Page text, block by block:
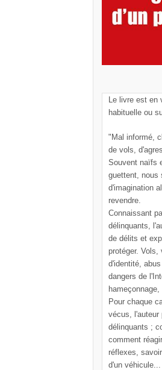
Le livre est en
habituelle ou
"Mal informé,
de vols,
Souvent naïfs
guettent, nous
d'imagination
revendre.
Connaissant
délinquants,
de délits et
protéger. Vols,
d'identité,
dangers de
hameçonnage,
Pour chaque
vécus, l'auteur
délinquants ;
comment
réflexes,
d'un